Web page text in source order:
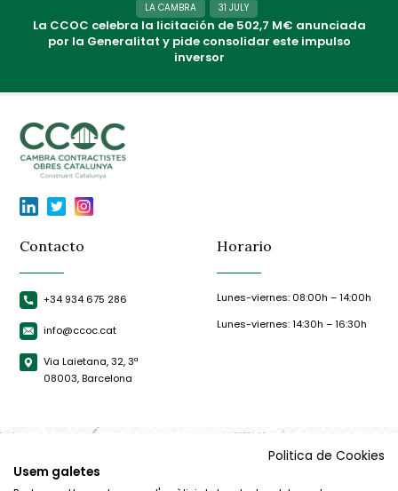
LA CAMBRA 31 JULY
La CCOC celebra la licitación de 502,7 M€ anunciada
por la Generalitat y pide consolidar este impulso
inversor
Contacto
+34 934 675 286
info@ccoc.cat
Via Laietana, 32, 3ª
08003, Barcelona
Horario
Lunes-viernes: 08:00h – 14:00h
Lunes-viernes: 14:30h – 16:30h
Politica de Cookies
Usem galetes